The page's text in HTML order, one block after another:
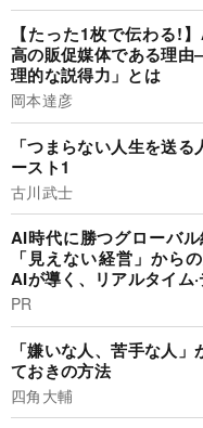
【たった1枚で伝わる!
高の販促媒体である理
理的な説得力」とは
岡本達彦
「つまらない人生を送
ースト1
古川武士
AI時代に勝つグローバ
「見えない経営」から
AIが導く、リアルタイム
PR
「嫌いな人、苦手な人
ておきの方法
四角大輔